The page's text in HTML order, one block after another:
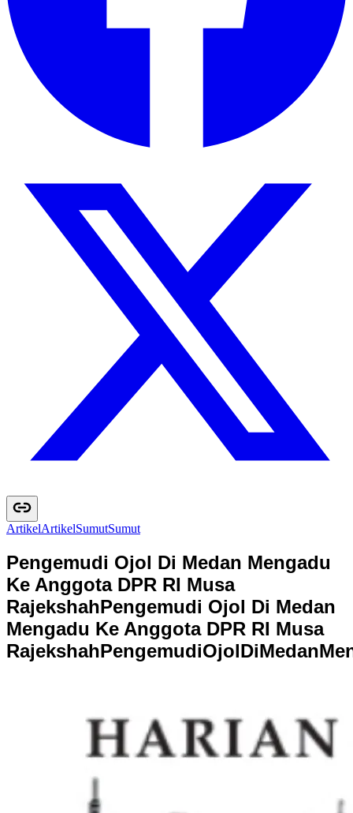
ArtikelArtikelSumutSumut
Pengemudi Ojol Di Medan Mengadu
Ke Anggota DPR RI Musa
RajekshahPengemudi Ojol Di Medan
Mengadu Ke Anggota DPR RI Musa
RajekshahPengemudiOjolDiMedanMe